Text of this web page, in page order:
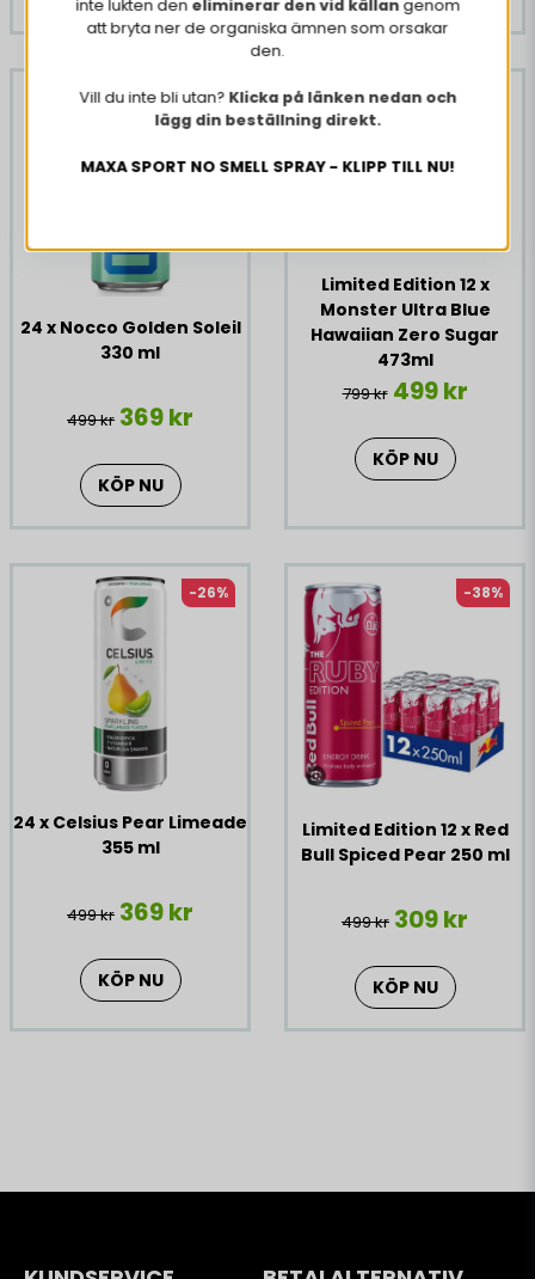
24 x Nocco Golden Soleil
330 ml
-26%
499 kr 369 kr
KÖP NU
Limited Edition 12 x
Monster Ultra Blue
Hawaiian Zero Sugar
473ml
799 kr 499 kr
KÖP NU
24 x Celsius Pear Limeade
355 ml
-26%
499 kr 369 kr
KÖP NU
Limited Edition 12 x Red
Bull Spiced Pear 250 ml
-38%
499 kr 309 kr
KÖP NU
inte lukten den eliminerar den vid källan genom
att bryta ner de organiska ämnen som orsakar
den.
Vill du inte bli utan? Klicka på länken nedan och
lägg din beställning direkt.
MAXA SPORT NO SMELL SPRAY - KLIPP TILL NU!